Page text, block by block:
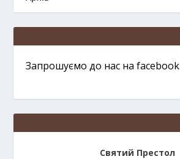
Запрошуємо до нас на facebook
Святий Престол